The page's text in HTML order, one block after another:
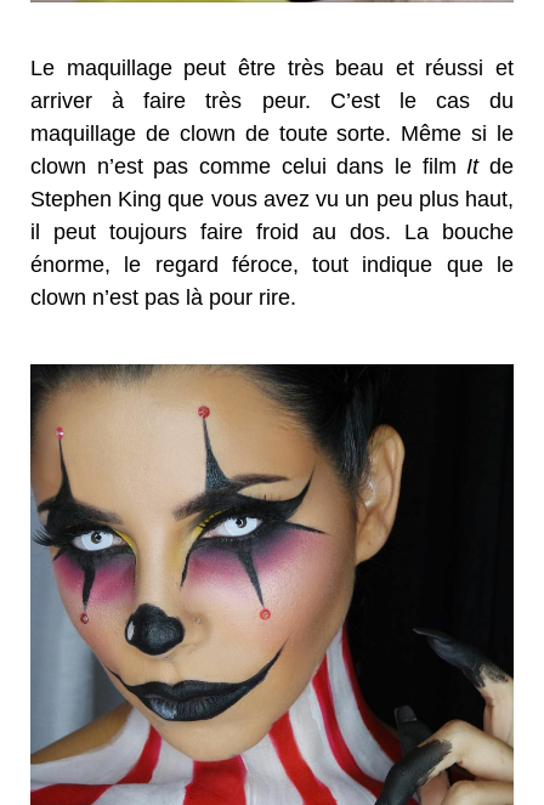
Le maquillage peut être très beau et réussi et
arriver à faire très peur. C’est le cas du
maquillage de clown de toute sorte. Même si le
clown n’est pas comme celui dans le film Itde
Stephen King que vous avez vu un peu plus haut,
il peut toujours faire froid au dos. La bouche
énorme, le regard féroce, tout indique que le
clown n’est pas là pour rire.